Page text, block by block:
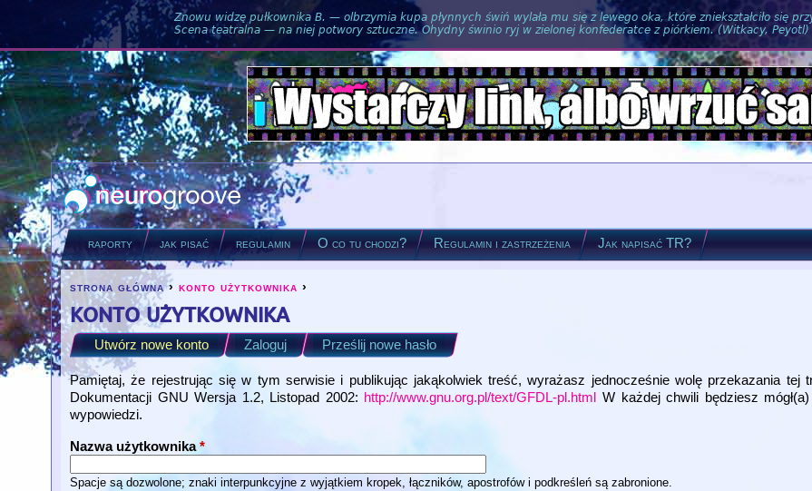
Znowu widzę pułkownika B. — olbrzymia kupa płynnych świń wylała mu się z lewego oka, które zniekształciło się
Scena teatralna — na niej potwory sztuczne. Ohydny świnio ryj w zielonej konfederatce z piórkiem. (Witkacy, Peyotl)
raporty jak pisać regulamin O co tu chodzi? Regulamin i zastrzeżenia Jak napisać TR?
you are here
strona główna›konto użytkownika ›
konto użytkownika
Primary tabs
Utwórz nowe konto
(active tab)
Zaloguj Prześlij nowe hasło
Pamiętaj, że rejestrując się w tym serwisie i publikując jakąkolwiek treść, wyrażasz jednocześnie wolę przekazania tej
Dokumentacji GNU Wersja 1.2, Listopad 2002: http://www.gnu.org.pl/text/GFDL-pl.html W każdej chwili będziesz
wypowiedzi.
Nazwa użytkownika*
Spacje są dozwolone; znaki interpunkcyjne z wyjątkiem kropek, łączników, apostrofów i podkreśleń są zabronione.